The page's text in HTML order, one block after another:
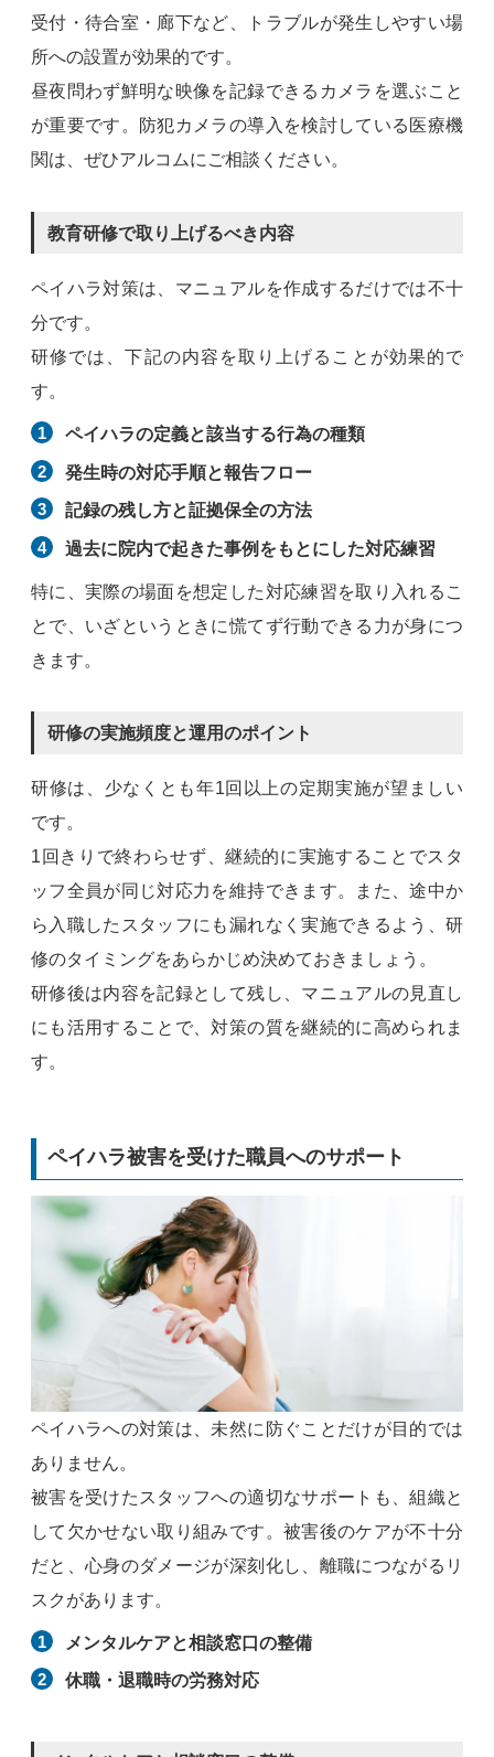
受付・待合室・廊下など、トラブルが発生しやすい場
所への設置が効果的です。
昼夜問わず鮮明な映像を記録できるカメラを選ぶこと
が重要です。防犯カメラの導入を検討している医療機
関は、ぜひアルコムにご相談ください。
教育研修で取り上げるべき内容
ペイハラ対策は、マニュアルを作成するだけでは不十
分です。
研修では、下記の内容を取り上げることが効果的で
す。
ペイハラの定義と該当する行為の種類
発生時の対応手順と報告フロー
記録の残し方と証拠保全の方法
過去に院内で起きた事例をもとにした対応練習
特に、実際の場面を想定した対応練習を取り入れるこ
とで、いざというときに慌てず行動できる力が身につ
きます。
研修の実施頻度と運用のポイント
研修は、少なくとも年1回以上の定期実施が望ましい
です。
1回きりで終わらせず、継続的に実施することでスタ
ッフ全員が同じ対応力を維持できます。また、途中か
ら入職したスタッフにも漏れなく実施できるよう、研
修のタイミングをあらかじめ決めておきましょう。
研修後は内容を記録として残し、マニュアルの見直し
にも活用することで、対策の質を継続的に高められま
す。
ペイハラ被害を受けた職員へのサポート
ペイハラへの対策は、未然に防ぐことだけが目的では
ありません。
被害を受けたスタッフへの適切なサポートも、組織と
して欠かせない取り組みです。被害後のケアが不十分
だと、心身のダメージが深刻化し、離職につながるリ
スクがあります。
メンタルケアと相談窓口の整備
休職・退職時の労務対応